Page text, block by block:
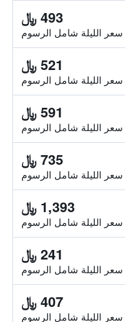
493 ﷼
سعر الليلة شامل الرسوم
521 ﷼
سعر الليلة شامل الرسوم
591 ﷼
سعر الليلة شامل الرسوم
735 ﷼
سعر الليلة شامل الرسوم
1,393 ﷼
سعر الليلة شامل الرسوم
241 ﷼
سعر الليلة شامل الرسوم
407 ﷼
سعر الليلة شامل الرسوم